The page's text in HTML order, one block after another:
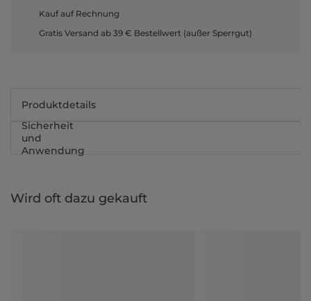
Kauf auf Rechnung
Gratis Versand ab 39 € Bestellwert (außer Sperrgut)
Produktdetails
Sicherheit
und
Anwendung
Wird oft dazu gekauft